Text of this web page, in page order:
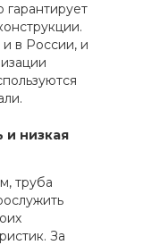
гарантирует
и в России, и
и низкая
труба
За